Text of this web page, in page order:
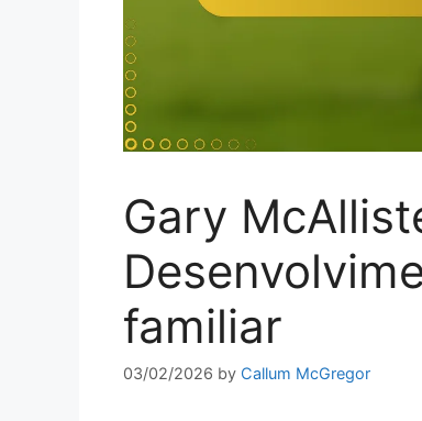
Gary
familiar
03/02/2026 by Callum McGregor